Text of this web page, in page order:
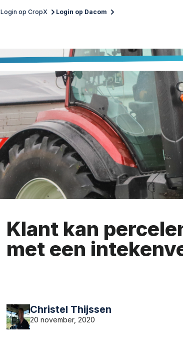
Login op CropX Login op Dacom
Klant kan
met een
Christel Thijssen
20 november, 2020